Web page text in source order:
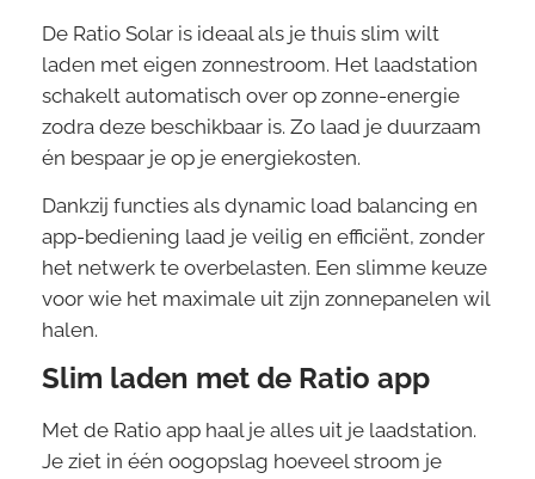
De Ratio Solar is ideaal als je thuis slim wilt
laden met eigen zonnestroom. Het laadstation
schakelt automatisch over op zonne-energie
zodra deze beschikbaar is. Zo laad je duurzaam
én bespaar je op je energiekosten.
Dankzij functies als dynamic load balancing en
app-bediening laad je veilig en efficiënt, zonder
het netwerk te overbelasten. Een slimme keuze
voor wie het maximale uit zijn zonnepanelen wil
halen.
Slim laden met de Ratio app
Met de Ratio app haal je alles uit je laadstation.
Je ziet in één oogopslag hoeveel stroom je